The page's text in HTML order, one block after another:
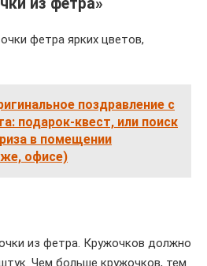
фетра ярких цветов,
поздравление с
подарок-квест, или поиск
в помещении
офисе)
из фетра. Кружочков должно
Чем больше кружочков, тем